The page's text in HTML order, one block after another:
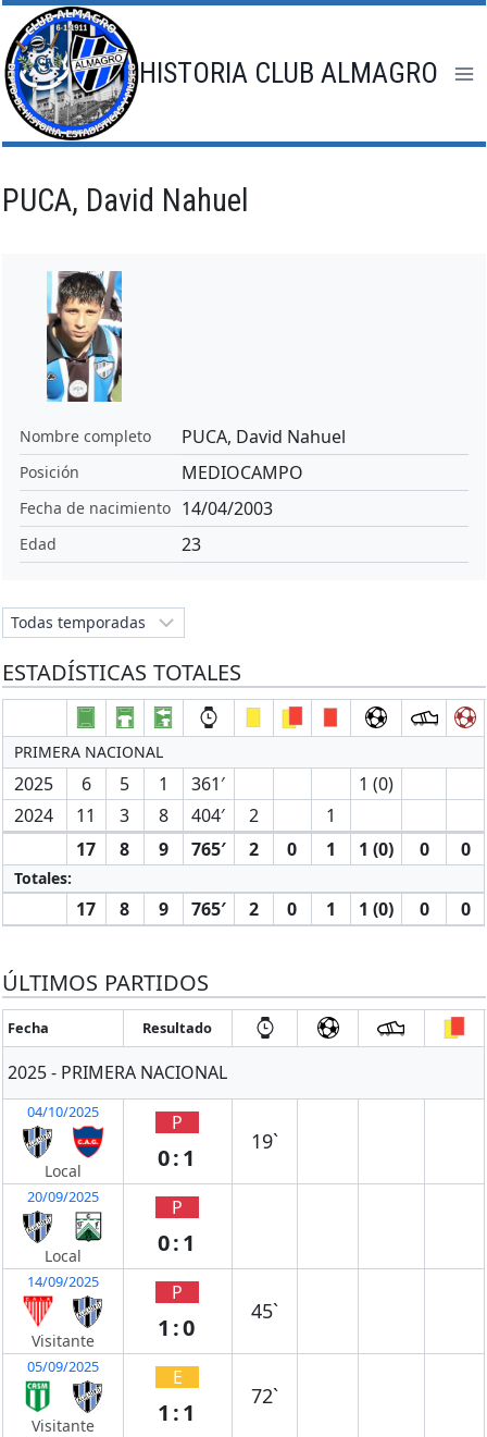
Saltar
al
contenido
HISTORIA CLUB ALMAGRO
PUCA, David Nahuel
Nombre completo PUCA, David Nahuel
Posición MEDIOCAMPO
Fecha de nacimiento 14/04/2003
Edad 23
ESTADÍSTICAS TOTALES
PRIMERA NACIONAL
2025 6 5 1 361′
1 (0)
2024
11 3 8 404′ 2
1
17
8 9 765′ 2 0 1 1 (0) 0 0
Totales:
17 8 9 765′ 2 0 1 1 (0) 0 0
ÚLTIMOS PARTIDOS
Fecha Resultado
2025 - PRIMERA NACIONAL
04/10/2025
Local
P
0:1
19`
20/09/2025
Local
P
0:1
14/09/2025
Visitante
P
1:0
45`
05/09/2025
Visitante
E
1:1
72`